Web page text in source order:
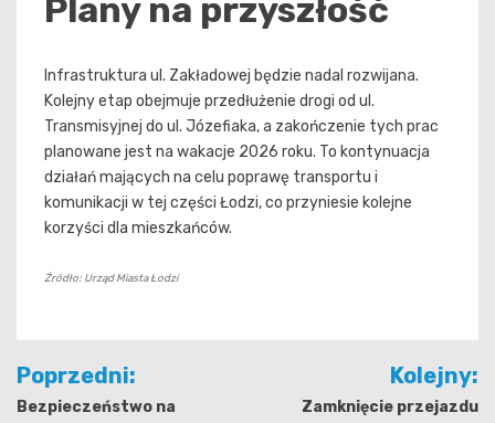
Plany na przyszłość
Infrastruktura ul. Zakładowej będzie nadal rozwijana.
Kolejny etap obejmuje przedłużenie drogi od ul.
Transmisyjnej do ul. Józefiaka, a zakończenie tych prac
planowane jest na wakacje 2026 roku. To kontynuacja
działań mających na celu poprawę transportu i
komunikacji w tej części Łodzi, co przyniesie kolejne
korzyści dla mieszkańców.
Źródło: Urząd Miasta Łodzi
Nawigacja
wpisu
Poprzedni:
Bezpieczeństwo na
Kolejny:
Zamknięcie przejazdu